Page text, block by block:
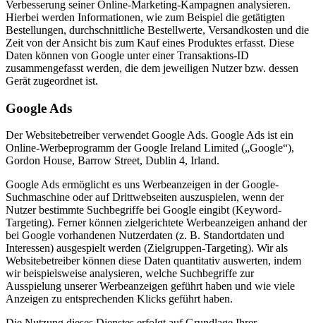
Verbesserung seiner Online-Marketing-Kampagnen analysieren.
Hierbei werden Informationen, wie zum Beispiel die getätigten
Bestellungen, durchschnittliche Bestellwerte, Versandkosten und die
Zeit von der Ansicht bis zum Kauf eines Produktes erfasst. Diese
Daten können von Google unter einer Transaktions-ID
zusammengefasst werden, die dem jeweiligen Nutzer bzw. dessen
Gerät zugeordnet ist.
Google Ads
Der Websitebetreiber verwendet Google Ads. Google Ads ist ein
Online-Werbeprogramm der Google Ireland Limited („Google“),
Gordon House, Barrow Street, Dublin 4, Irland.
Google Ads ermöglicht es uns Werbeanzeigen in der Google-
Suchmaschine oder auf Drittwebseiten auszuspielen, wenn der
Nutzer bestimmte Suchbegriffe bei Google eingibt (Keyword-
Targeting). Ferner können zielgerichtete Werbeanzeigen anhand der
bei Google vorhandenen Nutzerdaten (z. B. Standortdaten und
Interessen) ausgespielt werden (Zielgruppen-Targeting). Wir als
Websitebetreiber können diese Daten quantitativ auswerten, indem
wir beispielsweise analysieren, welche Suchbegriffe zur
Ausspielung unserer Werbeanzeigen geführt haben und wie viele
Anzeigen zu entsprechenden Klicks geführt haben.